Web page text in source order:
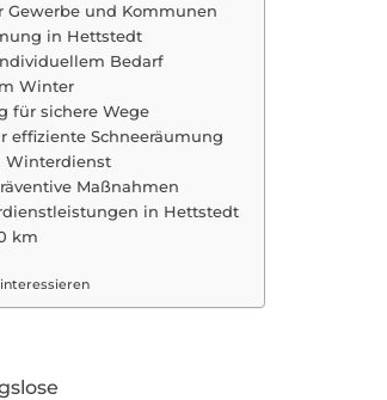
und Kommunen
in Hettstedt
Bedarf
Winter
für sichere Wege
effiziente Schneeräumung
Winterdienst
Maßnahmen
in Hettstedt
km